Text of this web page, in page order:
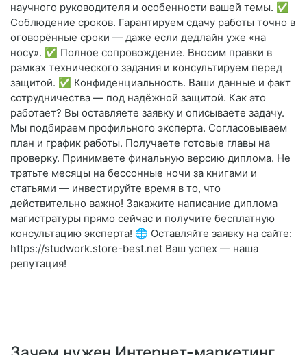
научного руководителя и особенности вашей темы. ✅
Соблюдение сроков. Гарантируем сдачу работы точно в
оговорённые сроки — даже если дедлайн уже «на
носу». ✅ Полное сопровождение. Вносим правки в
рамках технического задания и консультируем перед
защитой. ✅ Конфиденциальность. Ваши данные и факт
сотрудничества — под надёжной защитой. Как это
работает? Вы оставляете заявку и описываете задачу.
Мы подбираем профильного эксперта. Согласовываем
план и график работы. Получаете готовые главы на
проверку. Принимаете финальную версию диплома. Не
тратьте месяцы на бессонные ночи за книгами и
статьями — инвестируйте время в то, что
действительно важно! Закажите написание диплома
магистратуры прямо сейчас и получите бесплатную
консультацию эксперта! 🌐 Оставляйте заявку на сайте:
https://studwork.store-best.net Ваш успех — наша
репутация!